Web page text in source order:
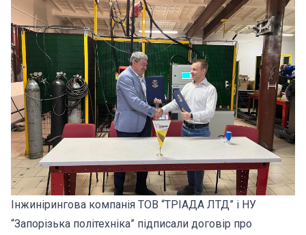
Інжинірингова компанія ТОВ “ТРІАДА ЛТД” і НУ
“Запорізька політехніка” підписали договір про